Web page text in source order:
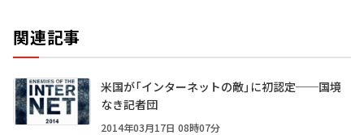
関連記事
米国が「インターネットの敵」に初認定──国境
なき記者団
2014年03月17日 08時07分